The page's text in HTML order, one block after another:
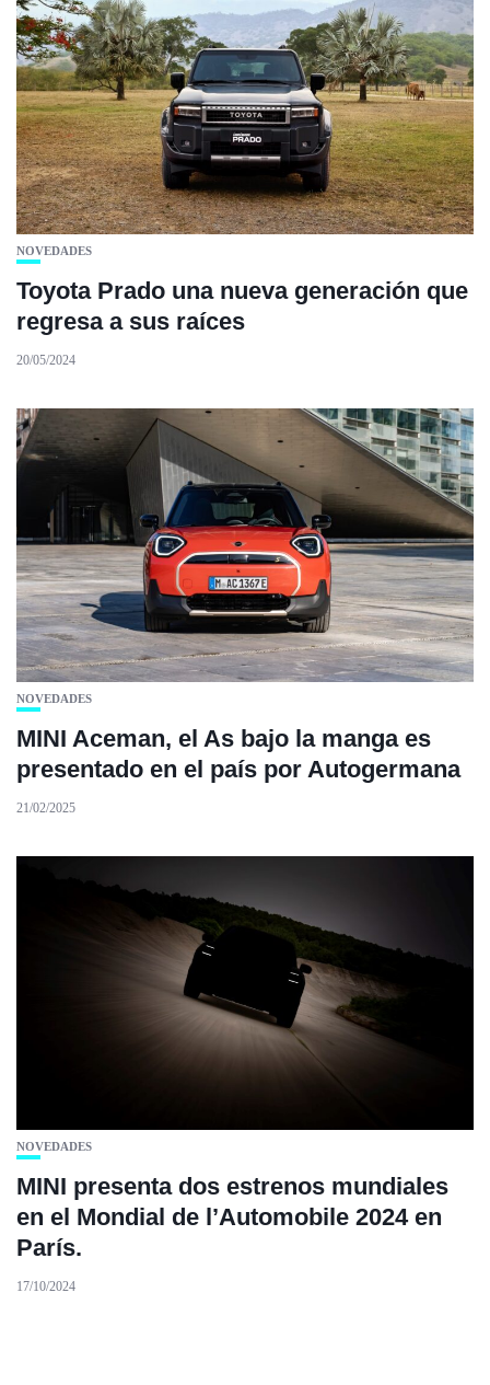
NOVEDADES
Toyota Prado una nueva generación que
regresa a sus raíces
20/05/2024
NOVEDADES
MINI Aceman, el As bajo la manga es
presentado en el país por Autogermana
21/02/2025
NOVEDADES
MINI presenta dos estrenos mundiales
en el Mondial de l’Automobile 2024 en
París.
17/10/2024